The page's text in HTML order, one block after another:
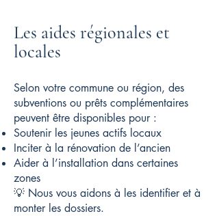
Les aides régionales et
locales
Selon votre commune ou région, des
subventions ou prêts complémentaires
peuvent être disponibles pour :
Soutenir les jeunes actifs locaux
Inciter à la rénovation de l’ancien
Aider à l’installation dans certaines
zones
💡 Nous vous aidons à les identifier et à
monter les dossiers.